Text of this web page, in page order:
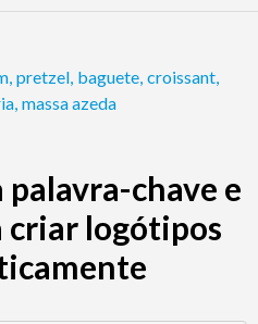
pretzel baguete croissant
massa azeda
chave e
criar logótipos